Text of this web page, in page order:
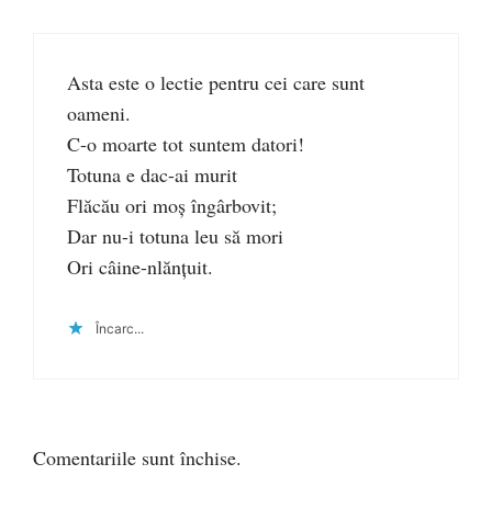
Asta este o lectie pentru cei care sunt
oameni.
C-o moarte tot suntem datori!
Totuna e dac-ai murit
Flăcău ori moş îngârbovit;
Dar nu-i totuna leu să mori
Ori câine-nlănţuit.
Încarc...
Comentariile sunt închise.